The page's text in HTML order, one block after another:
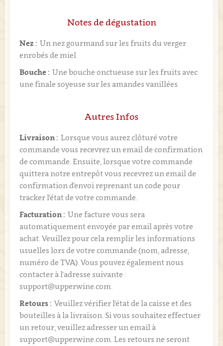
Notes de dégustation
Nez : Un nez gourmand sur les fruits du verger
enrobés de miel
Bouche : Une bouche onctueuse sur les fruits avec
une finale soyeuse sur les amandes vanillées
Autres Infos
Livraison : Lorsque vous aurez clôturé votre
commande vous recevrez un email de confirmation
de commande. Ensuite, lorsque votre commande
quittera notre entrepôt vous recevrez un email de
confirmation d’envoi reprenant un code pour
tracker l’état de votre commande.
Facturation : Une facture vous sera
automatiquement envoyée par email après votre
achat. Veuillez pour cela remplir les informations
usuelles lors de votre commande (nom, adresse,
numéro de TVA). Vous pouvez également nous
contacter à l'adresse suivante :
support@upperwine.com.
Retours : Veuillez vérifier l'état de la caisse et des
bouteilles à la livraison. Si vous souhaitez effectuer
un retour, veuillez adresser un email à
support@upperwine.com. Les retours ne seront